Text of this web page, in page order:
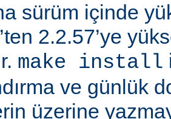
sürüm içinde
2.2.57’ye
make install
ve günlük
üzerine